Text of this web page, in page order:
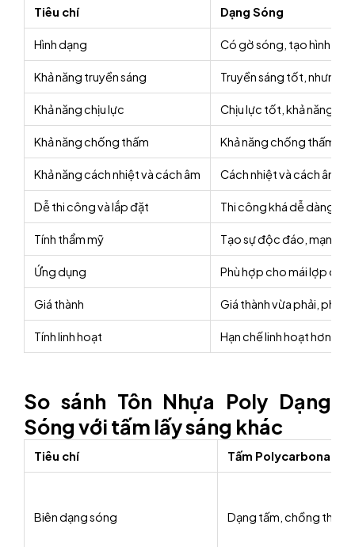
Tiêu chí Dạng Sóng
Hình dạng Có gờ sóng, tạo hình
Khả năng truyền sáng Truyền sáng tốt, nhưng
Khả năng chịu lực Chịu lực tốt, khả năng
Khả năng chống thấm Khả năng chống thấm
Khả năng cách nhiệt và cách âm Cách nhiệt và cách âm
Dễ thi công và lắp đặt Thi công khá dễ dàng,
Tính thẩm mỹ Tạo sự độc đáo, mạnh
Ứng dụng Phù hợp cho mái lợp có
Giá thành Giá thành vừa phải, phù
Tính linh hoạt Hạn chế linh hoạt hơn
So sánh Tôn Nhựa Poly Dạng
Sóng với tấm lấy sáng khác
Tiêu chí Tấm Polycarbonate
Biên dạng sóng Dạng tấm, chồng theo